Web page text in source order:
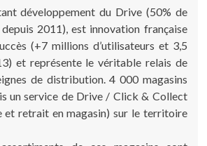
développement du Drive (50% de
2011), est innovation française
(+7 millions d’utilisateurs et 3,5
et représente le véritable relais de
de distribution. 4 000 magasins
un service de Drive / Click & Collect
et retrait en magasin) sur le territoire